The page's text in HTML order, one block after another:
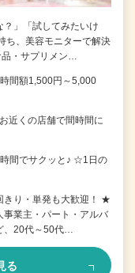
？」「試してみたいけ
ち、美容モニターで解決
品・サプリメン…
間額1,500円～5,000
近くの店舗で間時間に
間でサクッと♪ ☆1日の
きり・単発も大歓迎！ ★
業主・パート・アルバ
、20代～50代…
る